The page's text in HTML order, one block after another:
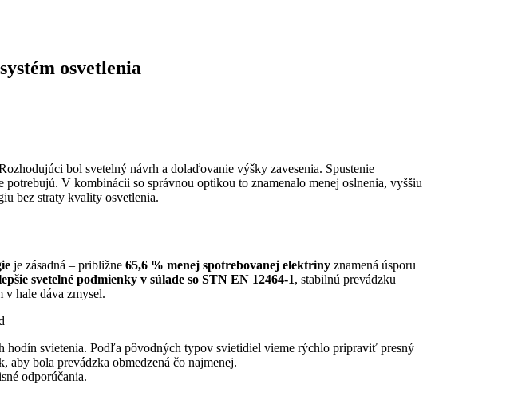
osvetlenia
bol svetelný návrh a dolaďovanie výšky zavesenia. Spustenie
V kombinácii so správnou optikou to znamenalo menej oslnenia, vyššiu
bez straty kvality osvetlenia.
je zásadná – približne65,6 % menej spotrebovanej elektriny znamená úsporu
svetelné podmienky v súlade so STN EN 12464-1, stabilnú prevádzku
hale dáva zmysel.
hodín svietenia. Podľa pôvodných typov svietidiel vieme rýchlo pripraviť presný
bola prevádzka obmedzená čo najmenej.
odporúčania.